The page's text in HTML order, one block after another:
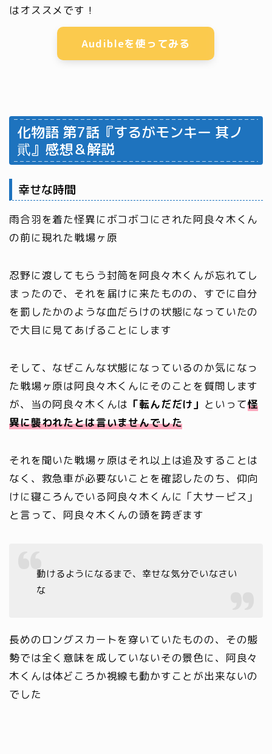
はオススメです！
Audibleを使ってみる
化物語 第7話『するがモンキー 其ノ
貮』感想＆解説
幸せな時間
雨合羽を着た怪異にボコボコにされた阿良々木くん
の前に現れた戦場ヶ原
忍野に渡してもらう封筒を阿良々木くんが忘れてし
まったので、それを届けに来たものの、すでに自分
を罰したかのような血だらけの状態になっていたの
で大目に見てあげることにします
そして、なぜこんな状態になっているのか気になっ
た戦場ヶ原は阿良々木くんにそのことを質問します
が、当の阿良々木くんは 「転んだだけ」 といって怪
異に襲われたとは言いませんでした
それを聞いた戦場ヶ原はそれ以上は追及することは
なく、救急車が必要ないことを確認したのち、仰向
けに寝ころんでいる阿良々木くんに「大サービス」
と言って、阿良々木くんの頭を跨ぎます
動けるようになるまで、幸せな気分でいなさい
な
長めのロングスカートを穿いていたものの、その態
勢では全く意味を成していないその景色に、阿良々
木くんは体どころか視線も動かすことが出来ないの
でした